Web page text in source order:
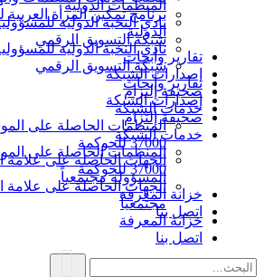
المنظمات الدولية
نادي النخبة الدولية
شبكة التسويق الرقمي
تقارير وأبحاث
إصدارات الشبكة
صحيفة إلتزام
خدمات الشبكة
37000 للحوكمة
الجهات الحاصلة على
المسؤولة مجتمعياً
خزانة المعرفة
اتصل بنا
برنامج تمكين المرأة
الدولية
نادي النخبة الدولية
شبكة التسويق الرقمي
تقارير وأبحاث
إصدارات الشبكة
صحيفة إلتزام
خدمات الشبكة
37000 للحوكمة
الجهات الحاصلة على
مجتمعياً
خزانة المعرفة
اتصل بنا